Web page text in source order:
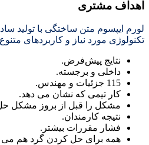
اهداف مشتری
لورم ایپسوم متن ساختگی با تولید
تکنولوژی مورد نیاز و کاربردهای
نتایج پیش‌فرض.
داخلی و برجسته.
115 جزئیات و مهندس.
کار تیمی که نشان می دهد.
مشکل را قبل از بروز مشکل
نتیجه کارمندان.
فشار مقررات بیشتر.
همه برای حل کردن گرد هم می